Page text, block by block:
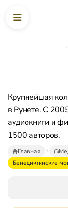
Крупнейшая
в Рунете. С
аудиокниги и
1500 авторов.
Главная
Бенедиктинские